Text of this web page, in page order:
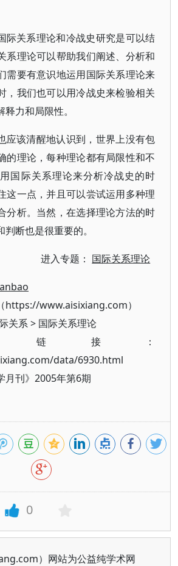
际关系理论和冷战史研究是可以结
系理论可以帮助我们阐述、分析和
需要有意识地运用国际关系理论来
，我们也可以用冷战史来检验相关
力和局限性。
应该清醒地认识到，世界上没有包
的理论，每种理论都有局限性和不
国际关系理论来分析冷战史的时
这一点，并且可以尝试运用多种理
分析。当然，在选择理论方法的时
断也是很重要的。
进入专题： 国际关系理论
https://www.aisixiang.com）
关系> 国际关系理论
链接：
data/6930.html
月刊》2005年第6期
0
）网站为公益纯学术网